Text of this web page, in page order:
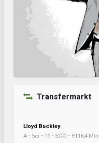
Transfermarkt
Lloyd Buckley
A • 5er • 19 • SCO • €116,4 Mio